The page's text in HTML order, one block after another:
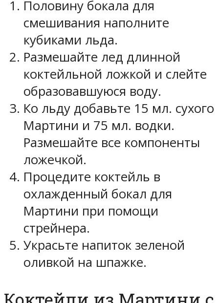
Половину бокала для
смешивания наполните
кубиками льда.
Размешайте лед длинной
коктейльной ложкой и слейте
образовавшуюся воду.
Ко льду добавьте 15 мл. сухого
Мартини и 75 мл. водки.
Размешайте все компоненты
ложечкой.
Процедите коктейль в
охлажденный бокал для
Мартини при помощи
стрейнера.
Украсьте напиток зеленой
оливкой на шпажке.